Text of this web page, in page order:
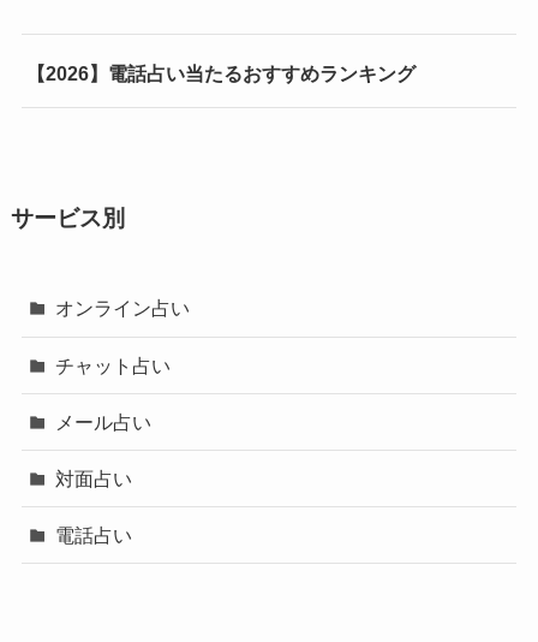
【2026】電話占い当たるおすすめランキング
サービス別
オンライン占い
チャット占い
メール占い
対面占い
電話占い